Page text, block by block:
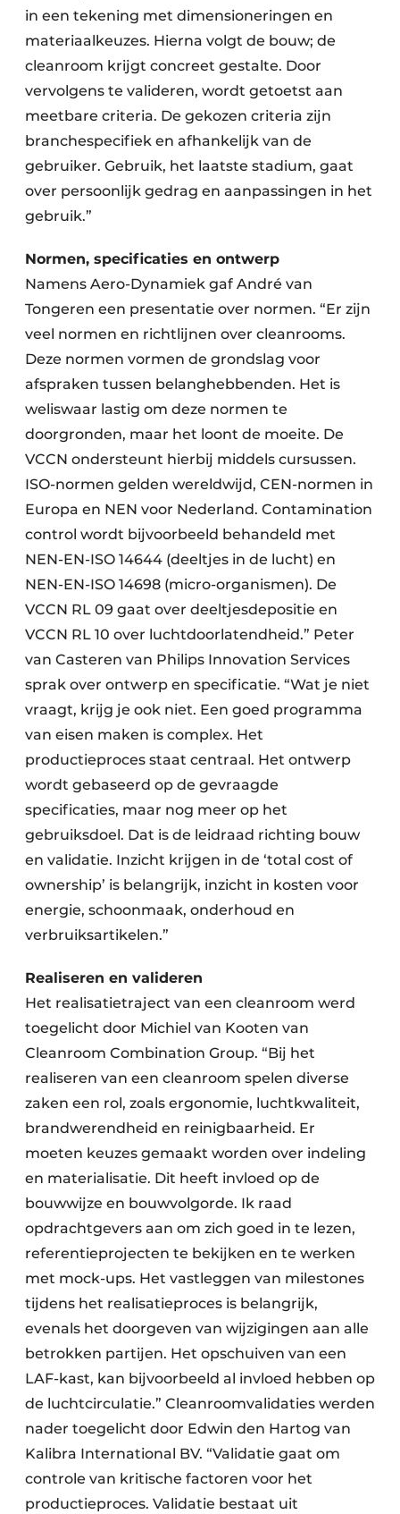
in een tekening met dimensioneringen en
materiaalkeuzes. Hierna volgt de bouw; de
cleanroom krijgt concreet gestalte. Door
vervolgens te valideren, wordt getoetst aan
meetbare criteria. De gekozen criteria zijn
branchespecifiek en afhankelijk van de
gebruiker. Gebruik, het laatste stadium, gaat
over persoonlijk gedrag en aanpassingen in het
gebruik.”
Normen, specificaties en ontwerp
Namens Aero-Dynamiek gaf André van
Tongeren een presentatie over normen. “Er zijn
veel normen en richtlijnen over cleanrooms.
Deze normen vormen de grondslag voor
afspraken tussen belanghebbenden. Het is
weliswaar lastig om deze normen te
doorgronden, maar het loont de moeite. De
VCCN ondersteunt hierbij middels cursussen.
ISO-normen gelden wereldwijd, CEN-normen in
Europa en NEN voor Nederland. Contamination
control wordt bijvoorbeeld behandeld met
NEN-EN-ISO 14644 (deeltjes in de lucht) en
NEN-EN-ISO 14698 (micro-organismen). De
VCCN RL 09 gaat over deeltjesdepositie en
VCCN RL 10 over luchtdoorlatendheid.” Peter
van Casteren van Philips Innovation Services
sprak over ontwerp en specificatie. “Wat je niet
vraagt, krijg je ook niet. Een goed programma
van eisen maken is complex. Het
productieproces staat centraal. Het ontwerp
wordt gebaseerd op de gevraagde
specificaties, maar nog meer op het
gebruiksdoel. Dat is de leidraad richting bouw
en validatie. Inzicht krijgen in de ‘total cost of
ownership’ is belangrijk, inzicht in kosten voor
energie, schoonmaak, onderhoud en
verbruiksartikelen.”
Realiseren en valideren
Het realisatietraject van een cleanroom werd
toegelicht door Michiel van Kooten van
Cleanroom Combination Group. “Bij het
realiseren van een cleanroom spelen diverse
zaken een rol, zoals ergonomie, luchtkwaliteit,
brandwerendheid en reinigbaarheid. Er
moeten keuzes gemaakt worden over indeling
en materialisatie. Dit heeft invloed op de
bouwwijze en bouwvolgorde. Ik raad
opdrachtgevers aan om zich goed in te lezen,
referentieprojecten te bekijken en te werken
met mock-ups. Het vastleggen van milestones
tijdens het realisatieproces is belangrijk,
evenals het doorgeven van wijzigingen aan alle
betrokken partijen. Het opschuiven van een
LAF-kast, kan bijvoorbeeld al invloed hebben op
de luchtcirculatie.” Cleanroomvalidaties werden
nader toegelicht door Edwin den Hartog van
Kalibra International BV. “Validatie gaat om
controle van kritische factoren voor het
productieproces. Validatie bestaat uit